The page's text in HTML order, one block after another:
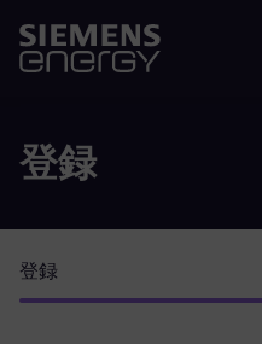
登録
登録